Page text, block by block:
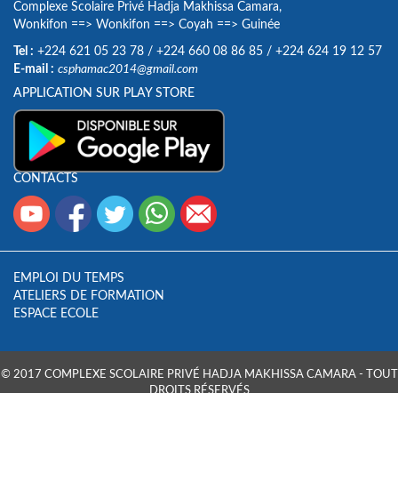
Complexe Scolaire Privé Hadja Makhissa Camara,
Wonkifon ==> Wonkifon ==> Coyah ==> Guinée
Tel : +224 621 05 23 78 / +224 660 08 86 85 / +224 624 19 12 57
E-mail : csphamac2014@gmail.com
APPLICATION SUR PLAY STORE
CONTACTS
EMPLOI DU TEMPS
ATELIERS DE FORMATION
ESPACE ECOLE
© 2017 COMPLEXE SCOLAIRE PRIVÉ HADJA MAKHISSA CAMARA - TOUT
DROITS RÉSERVÉS